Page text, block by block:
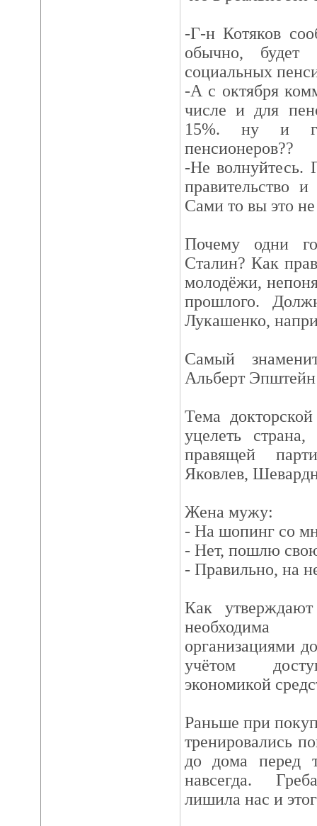
-Г-н Котяков
обычно, будет
социальных
-А с октября
числе и для
15%. ну и
пенсионеров??
-Не волнуйтесь.
правительство
Сами то вы это не
Почему одни
Сталин? Как
молодёжи,
прошлого.
Лукашенко,
Самый
Альберт
Тема
уцелеть
правящей
Яковлев,
Жена мужу:
- На шопинг со
- Нет, пошлю
- Правильно, на
Как
необходима
организациями
учётом
экономикой
Раньше при
тренировались
до дома перед
навсегда.
лишила нас и